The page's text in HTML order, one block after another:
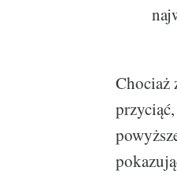
Chociaż